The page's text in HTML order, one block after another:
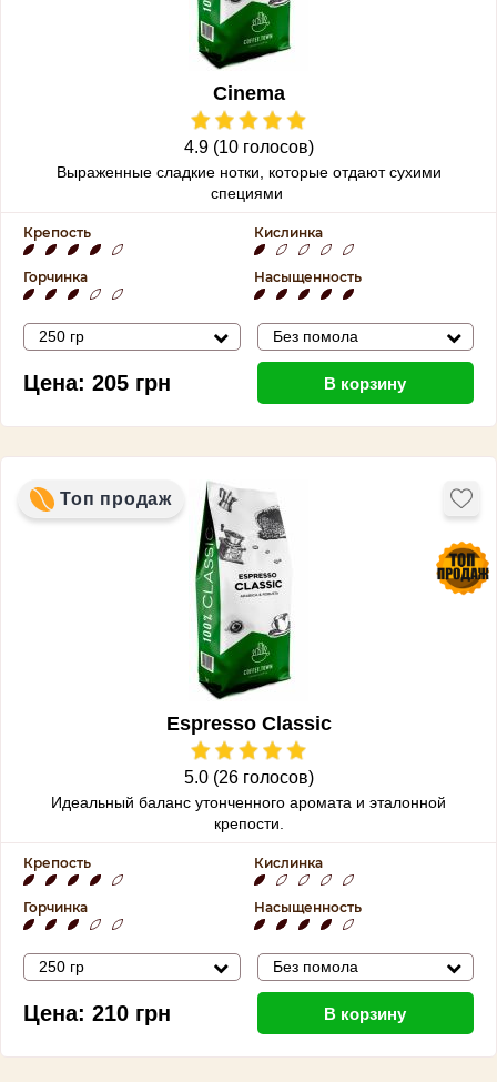
Cinema
4.9 (10 голосов)
Выраженные сладкие нотки, которые отдают сухими
специями
Крепость Кислинка
Горчинка Насыщенность
250 гр Без помола
Цена: 205 грн В корзину
Топ продаж
Espresso Classic
5.0 (26 голосов)
Идеальный баланс утонченного аромата и эталонной
крепости.
Крепость Кислинка
Горчинка Насыщенность
250 гр Без помола
Цена: 210 грн В корзину